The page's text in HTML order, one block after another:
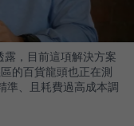
，目前這項解決方案
的百貨龍頭也正在測
準、且耗費過高成本調